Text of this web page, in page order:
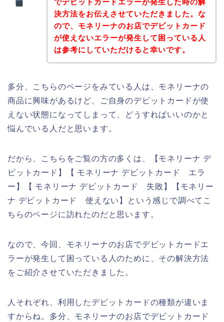
決方法をお伝えさせていただきました。な
ので、モネリーナのお店でデビットカード
が使えないエラーが発生して困っている人
は参考にしていただけると幸いです。
多分、こちらのページをみている人は、モネリーナの
商品に興味があるけど、ご自身のデビットカードが使
えない状態になってしまって、どうすればいいのかと
悩んでいる人だと思います。
だから、こちらをご覧の方の多くは、【モネリーナ デ
ビットカード】【 モネリーナ デビットカード エラ
ー】【 モネリーナ デビットカード 失敗】【モネリー
ナ デビットカード 使えない】という感じで調べてこ
ちらのページに訪れたのだと思います。
なので、今回、モネリーナのお店でデビットカードエ
ラーが発生して困っている人のために、その解決方法
をご紹介させていただきました。
人それぞれ、利用したデビットカードの種類が違いま
すからね。多分、モネリーナのお店でデビットカード